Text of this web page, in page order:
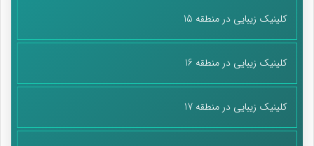
کلینیک زیبایی در منطقه 15
کلینیک زیبایی در منطقه 16
کلینیک زیبایی در منطقه 17